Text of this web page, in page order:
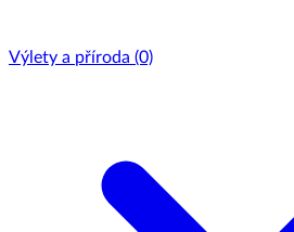
Výlety a příroda (0)